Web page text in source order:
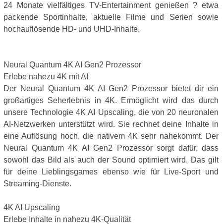
24 Monate vielfältiges TV-Entertainment genießen ? etwa
packende Sportinhalte, aktuelle Filme und Serien sowie
hochauflösende HD- und UHD-Inhalte.
Neural Quantum 4K AI Gen2 Prozessor
Erlebe nahezu 4K mit AI
Der Neural Quantum 4K AI Gen2 Prozessor bietet dir ein
großartiges Seherlebnis in 4K. Ermöglicht wird das durch
unsere Technologie 4K AI Upscaling, die von 20 neuronalen
AI-Netzwerken unterstützt wird. Sie rechnet deine Inhalte in
eine Auflösung hoch, die nativem 4K sehr nahekommt. Der
Neural Quantum 4K AI Gen2 Prozessor sorgt dafür, dass
sowohl das Bild als auch der Sound optimiert wird. Das gilt
für deine Lieblingsgames ebenso wie für Live-Sport und
Streaming-Dienste.
4K AI Upscaling
Erlebe Inhalte in nahezu 4K-Qualität